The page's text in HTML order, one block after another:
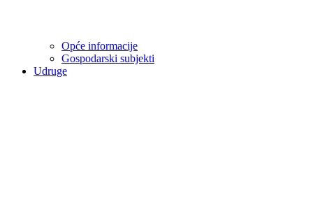
Opće informacije
Gospodarski subjekti
Udruge